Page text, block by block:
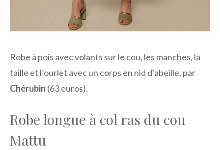
Robe à pois avec volants sur le cou, les manches, la
taille et l’ourlet avec un corps en nid d’abeille, par
Chérubin (63 euros).
Robe longue à col ras du cou
Mattu